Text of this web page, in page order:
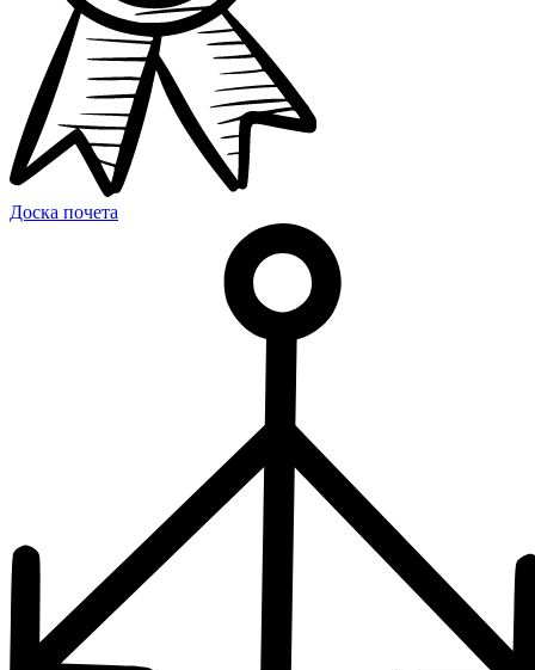
Доска почета